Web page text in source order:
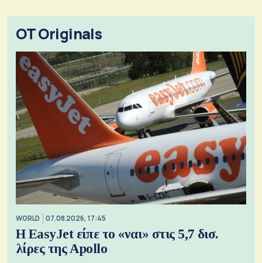
OT Originals
WORLD 07.08.2026, 17:45
Η EasyJet είπε το «ναι» στις 5,7 δισ.
λίρες της Apollo